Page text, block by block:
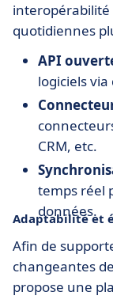
quotidiennes
API
logiciels
CRM, etc.
temps réel
données.
Adaptabilité et
Afin de
changeantes
propose une